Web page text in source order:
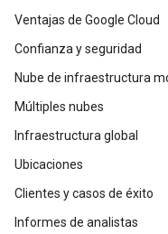
Ventajas de Google Cloud
Confianza y seguridad
Nube de infraestructura
Múltiples nubes
Infraestructura global
Ubicaciones
Clientes y casos de éxito
Informes de analistas